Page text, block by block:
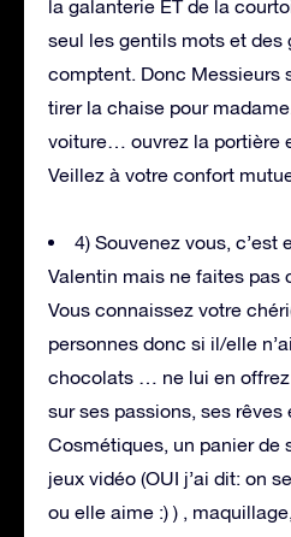
la galanterie ET de la
seul les gentils mots et des
comptent. Donc Messieurs
tirer la chaise pour
voiture… ouvrez la portière
Veillez à votre confort
4) Souvenez vous,
Valentin mais ne faites pas
Vous connaissez votre
personnes donc si il/elle
chocolats … ne lui en
sur ses passions, ses
Cosmétiques, un panier de
jeux vidéo (OUI j’ai dit: on
ou elle aime :) ) ,